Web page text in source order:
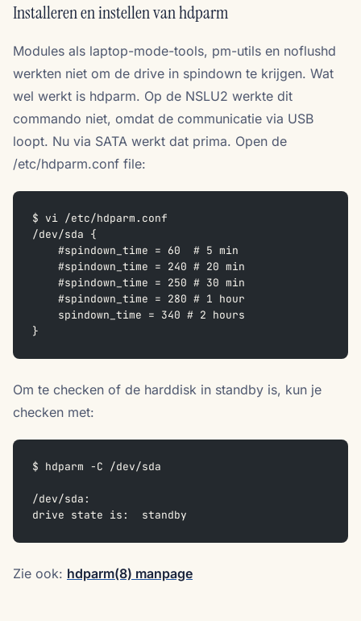
Installeren en instellen van hdparm
Modules als laptop-mode-tools, pm-utils en noflushd
werkten niet om de drive in spindown te krijgen. Wat
wel werkt is hdparm. Op de NSLU2 werkte dit
commando niet, omdat de communicatie via USB
loopt. Nu via SATA werkt dat prima. Open de
/etc/hdparm.conf file:
$ vi /etc/hdparm.conf
/dev/sda {
    #spindown_time = 60  # 5 min
    #spindown_time = 240 # 20 min
    #spindown_time = 250 # 30 min
    #spindown_time = 280 # 1 hour
    spindown_time = 340 # 2 hours
}
Om te checken of de harddisk in standby is, kun je
checken met:
$ hdparm -C /dev/sda
/dev/sda:
drive state is:  standby
Zie ook: hdparm(8) manpage